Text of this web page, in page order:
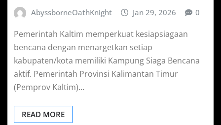
AbyssborneOathKnight Jan 29, 2026 0
Pemerintah Kaltim memperkuat kesiapsiagaan
bencana dengan menargetkan setiap
kabupaten/kota memiliki Kampung Siaga Bencana
aktif. Pemerintah Provinsi Kalimantan Timur
(Pemprov Kaltim)…
READ MORE